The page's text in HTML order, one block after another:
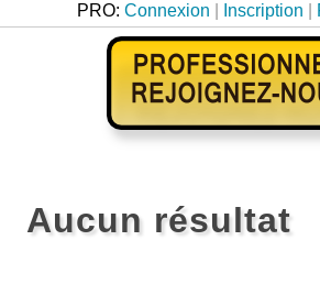
PRO: Connexion Inscription
Aucun résultat